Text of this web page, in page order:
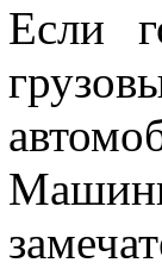
Если